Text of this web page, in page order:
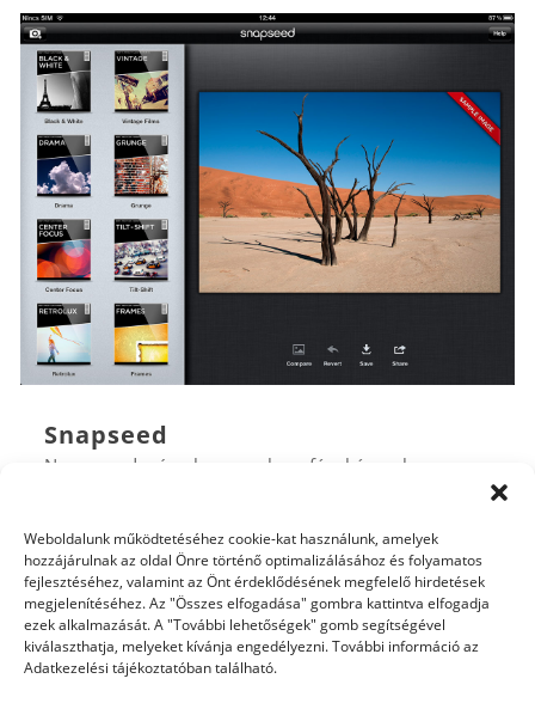
Weboldalunk működtetéséhez cookie-kat használunk, amelyek
hozzájárulnak az oldal Önre történő optimalizálásához és folyamatos
fejlesztéséhez, valamint az Önt érdeklődésének megfelelő hirdetések
megjelenítéséhez. Az "Összes elfogadása" gombra kattintva elfogadja
ezek alkalmazását. A "További lehetőségek" gomb segítségével
kiválaszthatja, melyeket kívánja engedélyezni. További információ az
Adatkezelési tájékoztatóban található.
Snapseed
Nem mondanám, hogy gyakran fényképezek
nem lehet nem észrevenni, hogy mások viszont
(beleértve saját legkisebbemet is) ne használnának
telefont a pillanat megörökítésére. Mert a telefon
mindig ott van, és gyorsan meg is lehet osztani. Így
aztán...